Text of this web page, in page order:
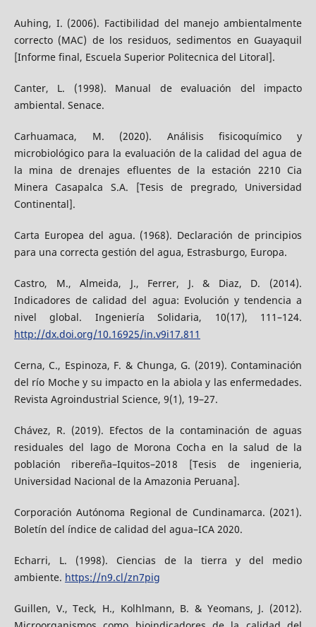
Auhing, I. (2006). Factibilidad del manejo ambientalmente
correcto (MAC) de los residuos, sedimentos en Guayaquil
[Informe final, Escuela Superior Politecnica del Litoral].
Canter, L. (1998). Manual de evaluación del impacto
ambiental. Senace.
Carhuamaca, M. (2020). Análisis fisicoquímico y
microbiológico para la evaluación de la calidad del agua de
la mina de drenajes efluentes de la estación 2210 Cia
Minera Casapalca S.A. [Tesis de pregrado, Universidad
Continental].
Carta Europea del agua. (1968). Declaración de principios
para una correcta gestión del agua, Estrasburgo, Europa.
Castro, M., Almeida, J., Ferrer, J. & Diaz, D. (2014).
Indicadores de calidad del agua: Evolución y tendencia a
nivel global. Ingeniería Solidaria, 10(17), 111–124.
http://dx.doi.org/10.16925/in.v9i17.811
Cerna, C., Espinoza, F. & Chunga, G. (2019). Contaminación
del río Moche y su impacto en la abiola y las enfermedades.
Revista Agroindustrial Science, 9(1), 19–27.
Chávez, R. (2019). Efectos de la contaminación de aguas
residuales del lago de Morona Cocha en la salud de la
población ribereña–Iquitos–2018 [Tesis de ingenieria,
Universidad Nacional de la Amazonia Peruana].
Corporación Autónoma Regional de Cundinamarca. (2021).
Boletín del índice de calidad del agua–ICA 2020.
Echarri, L. (1998). Ciencias de la tierra y del medio
ambiente. https://n9.cl/zn7pig
Guillen, V., Teck, H., Kolhlmann, B. & Yeomans, J. (2012).